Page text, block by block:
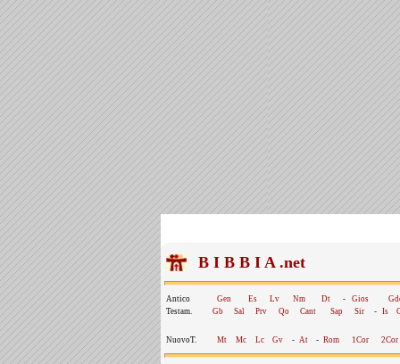
B I B B I A .net
Antico Gen Es Lv Nm Dt - Gios
Testam.
Gb Sal Prv Qo Cant Sap Sir - Is
NuovoT. Mt Mc Lc Gv - At - Rom 1Cor 2Cor